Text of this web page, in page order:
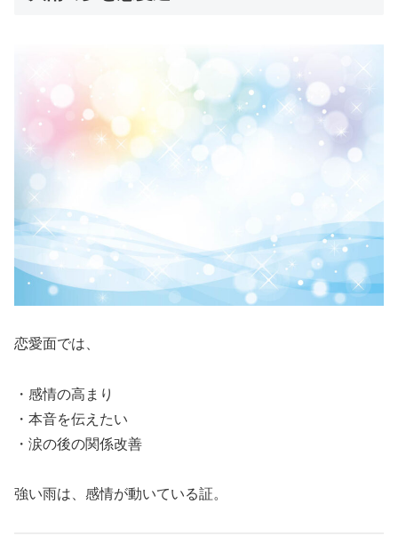
恋愛面では、
・感情の高まり
・本音を伝えたい
・涙の後の関係改善
強い雨は、感情が動いている証。